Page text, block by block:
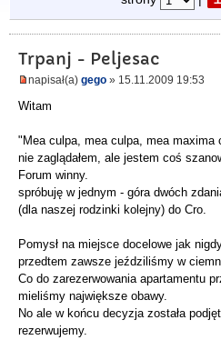
Trpanj - Peljesac
napisał(a) gego » 15.11.2009 19:53
Witam
"Mea culpa, mea culpa, mea maxima
nie zaglądałem, ale jestem coś
Forum winny.
spróbuję w jednym - góra dwóch
(dla naszej rodzinki kolejny) do Cro.
Pomysł na miejsce docelowe jak
przedtem zawsze jeździliśmy w
Co do zarezerwowania apartamentu
mieliśmy największe obawy.
No ale w końcu decyzja została
rezerwujemy.